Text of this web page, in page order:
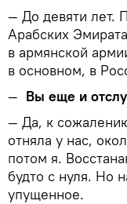
— До девяти лет.
Арабских
в армянской
в основном, в
— Вы еще и
— Да, к
отняла у нас,
потом я.
будто с нуля. Но
упущенное.